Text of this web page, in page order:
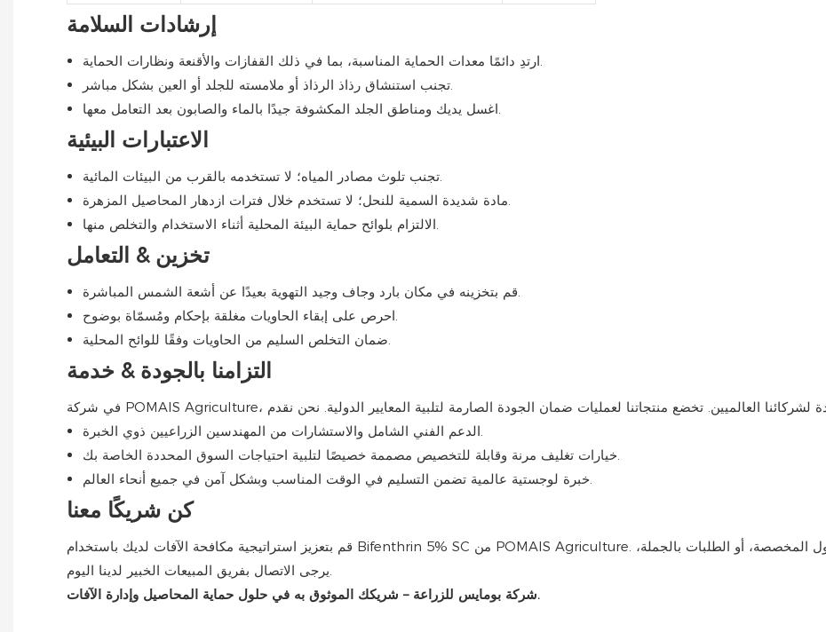
إرشادات السلامة
ارتدِ دائمًا معدات الحماية المناسبة، بما في ذلك القفازات والأقنعة ونظارات الحماية.
تجنب استنشاق رذاذ الرذاذ أو ملامسته للجلد أو العين بشكل مباشر.
اغسل يديك ومناطق الجلد المكشوفة جيدًا بالماء والصابون بعد التعامل معها.
الاعتبارات البيئية
تجنب تلوث مصادر المياه؛ لا تستخدمه بالقرب من البيئات المائية.
مادة شديدة السمية للنحل؛ لا تستخدم خلال فترات ازدهار المحاصيل المزهرة.
الالتزام بلوائح حماية البيئة المحلية أثناء الاستخدام والتخلص منها.
تخزين & التعامل
قم بتخزينه في مكان بارد وجاف وجيد التهوية بعيدًا عن أشعة الشمس المباشرة.
احرص على إبقاء الحاويات مغلقة بإحكام ومُسمّاة بوضوح.
ضمان التخلص السليم من الحاويات وفقًا للوائح المحلية.
التزامنا بالجودة & خدمة
الدعم الفني الشامل والاستشارات من المهندسين الزراعيين ذوي الخبرة.
خيارات تغليف مرنة وقابلة للتخصيص مصممة خصيصًا لتلبية احتياجات السوق المحددة الخاصة بك.
خبرة لوجستية عالمية تضمن التسليم في الوقت المناسب وبشكل آمن في جميع أنحاء العالم.
كن شريكًا معنا
قم بتعزيز استراتيجية مكافحة الآفات لديك باستخدام Bifenthrin 5% SC من POMAIS Agriculture. للاستفسارات التفصيلية، أو الدعم الفني، أو الحلول المخصصة، أو الطلبات بالجملة،
يرجى الاتصال بفريق المبيعات الخبير لدينا اليوم.
شركة بومايس للزراعة – شريكك الموثوق به في حلول حماية المحاصيل وإدارة الآفات.